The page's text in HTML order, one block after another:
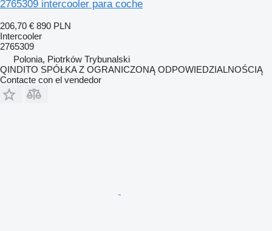
2765309 intercooler para coche
206,70 € 890 PLN
Intercooler
2765309
Polonia, Piotrków Trybunalski
QINDITO SPÓŁKA Z OGRANICZONĄ ODPOWIEDZIALNOŚCIĄ
Contacte con el vendedor